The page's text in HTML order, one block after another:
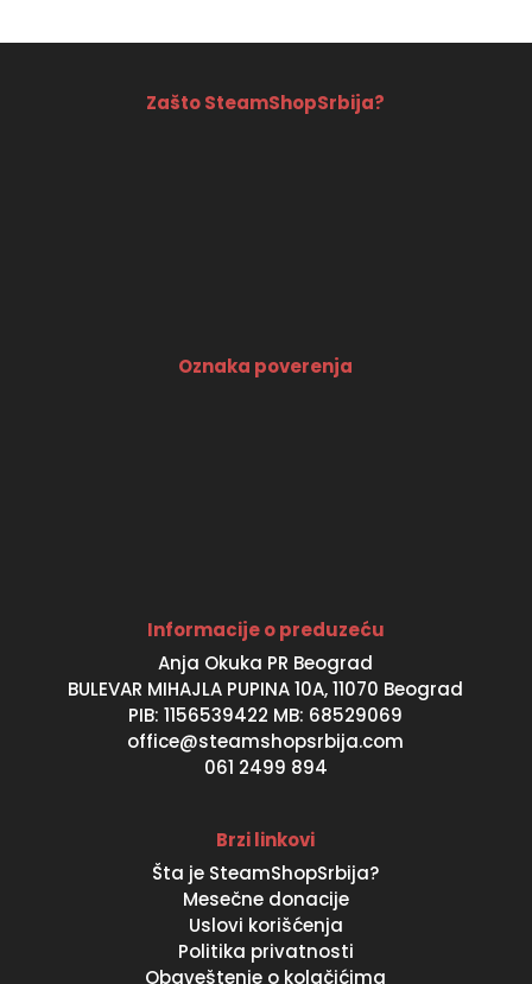
Zašto SteamShopSrbija?
Oznaka poverenja
Informacije o preduzeću
Anja Okuka PR Beograd
BULEVAR MIHAJLA PUPINA 10A, 11070 Beograd
PIB: 1156539422 MB: 68529069
office@steamshopsrbija.com
061 2499 894
Brzi linkovi
Šta je SteamShopSrbija?
Mesečne donacije
Uslovi korišćenja
Politika privatnosti
Obaveštenje o kolačićima